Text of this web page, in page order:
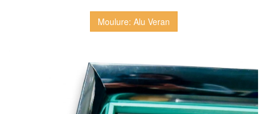
Moulure: Alu Veran